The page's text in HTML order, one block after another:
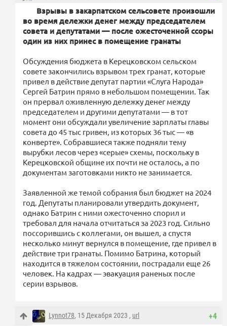
Взрывы в закарпатском сельсовете произошли
во время дележки денег между председателем
совета и депутатами — после ожесточенной ссоры
один из них принес в помещение гранаты
Обсуждения бюджета в Керецковском сельском
совете закончились взрывом трех гранат, которые
привел в действие депутат партии «Слуга Народа»
Сергей Батрин прямо в небольшом помещении. Так
он прервал оживленную дележку денег между
председателем и другими депутатами — в тот
момент они обсуждали увеличение зарплаты главы
совета до 45 тыс гривен, из которых 36 тыс — «в
конверте». Собравшиеся также подняли тему
вырубки лесов через «серые» схемы, поскольку в
Керецковской общине их почти не осталось, а по
документам заготовками никто не занимается.
Заявленной же темой собрания был бюджет на 2024
год. Депутаты планировали утвердить документ,
однако Батрин с ними ожесточенно спорил и
требовал для начала отчитаться за 2023 год. Сильно
поссорившись с коллегами, он вышел, а спустя
несколько минут вернулся в помещение, где привел в
действие три гранаты. Помимо Батрина, который
находится в тяжелом состоянии, пострадали еще 26
человек. На кадрах — эвакуация раненых после
серии взрывов.
+4
Lynnot78, 15 Декабря 2023 , url